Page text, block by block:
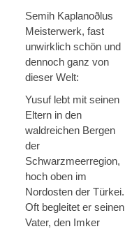
Semih Kaplanoðlus
Meisterwerk, fast
unwirklich schön und
dennoch ganz von
dieser Welt:
Yusuf lebt mit seinen
Eltern in den
waldreichen Bergen
der
Schwarzmeerregion,
hoch oben im
Nordosten der Türkei.
Oft begleitet er seinen
Vater, den Imker